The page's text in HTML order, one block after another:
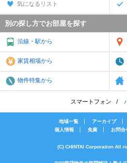
気になるリスト
別の探し方でお部屋を探す
沿線・駅から
家賃相場から
物件特集から
スマートフォン
地域一覧 アーカイブ
個人情報
免責 お問合
(C) CHINTAI Corporation All